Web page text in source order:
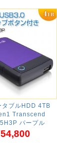
タブルHDD 4TB
Transcend
パープル